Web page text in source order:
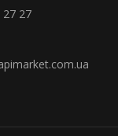
27 27